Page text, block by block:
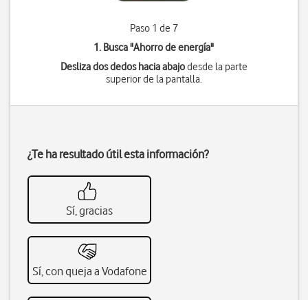
Paso 1 de 7
1. Busca "Ahorro de energía"
Desliza dos dedos hacia abajodesde la parte
superior de la pantalla.
¿Te ha resultado útil esta información?
Sí, gracias
Sí, con queja a Vodafone